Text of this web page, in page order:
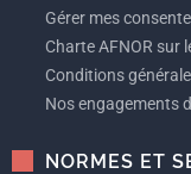
Gérer mes
Charte AFNOR sur
Conditions
Nos engagements
NORMES ET